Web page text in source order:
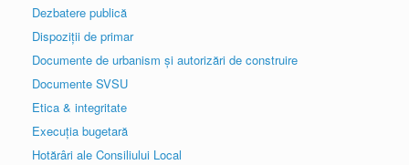
Dezbatere publică
Dispoziții de primar
Documente de urbanism și autorizări de construire
Documente SVSU
Etica & integritate
Execuția bugetară
Hotărâri ale Consiliului Local